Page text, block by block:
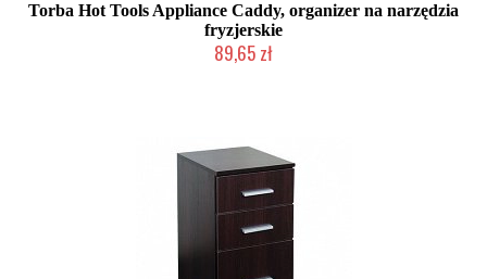
Torba Hot Tools Appliance Caddy, organizer na narzędzia
fryzjerskie
89,65 zł